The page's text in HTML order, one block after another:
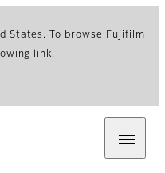
States. To browse Fujifilm
link.